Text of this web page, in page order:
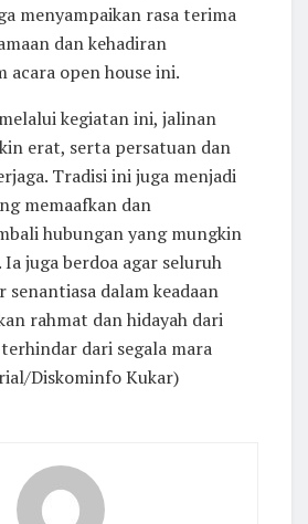
menyampaikan rasa terima
dan kehadiran
acara open house ini.
kegiatan ini, jalinan
erat, serta persatuan dan
Tradisi ini juga menjadi
memaafkan dan
hubungan yang mungkin
juga berdoa agar seluruh
senantiasa dalam keadaan
rahmat dan hidayah dari
dari segala mara
Diskominfo Kukar)